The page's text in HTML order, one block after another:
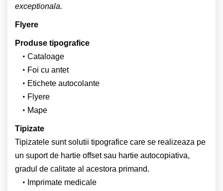
exceptionala.
Flyere
Produse tipografice
Cataloage
Foi cu antet
Etichete autocolante
Flyere
Mape
Tipizate
Tipizatele sunt solutii tipografice care se realizeaza pe
un suport de hartie offset sau hartie autocopiativa,
gradul de calitate al acestora primand.
Imprimate medicale